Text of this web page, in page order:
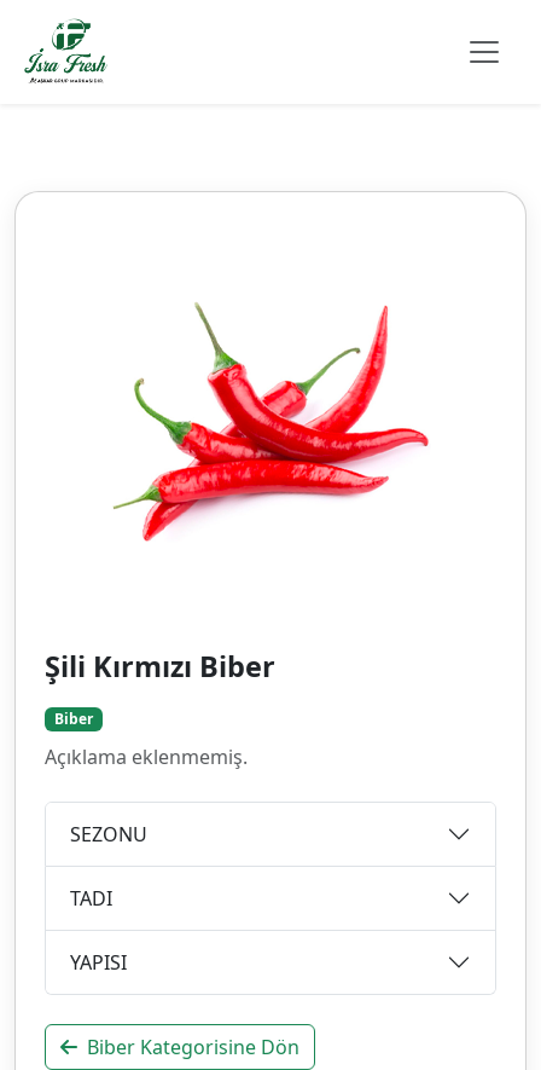
Şili Kırmızı Biber
Biber
Açıklama eklenmemiş.
SEZONU
TADI
YAPISI
Biber Kategorisine Dön